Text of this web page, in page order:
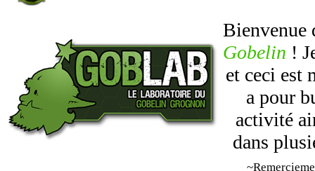
Bienvenue
Gobelin !
et ceci est
a pour
activité
dans